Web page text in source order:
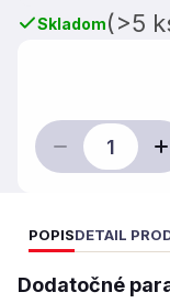
Skladom(>5
POPISDETAIL
Dodatočné